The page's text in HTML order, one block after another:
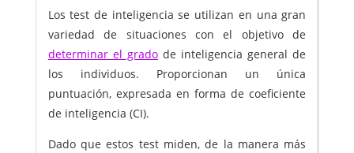
Los test de inteligencia se utilizan en una gran
variedad de situaciones con el objetivo de
determinar el gradode inteligencia general de
los individuos. Proporcionan un única
puntuación, expresada en forma de coeficiente
de inteligencia (CI).
Dado que estos test miden, de la manera más